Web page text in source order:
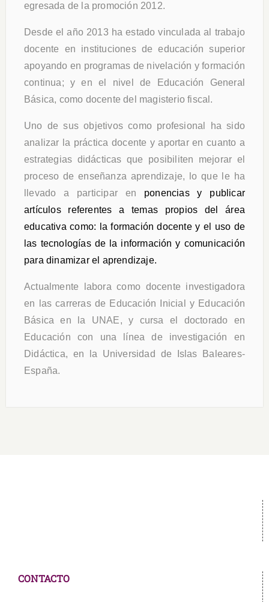
egresada de la promoción 2012.
Desde el año 2013 ha estado vinculada al trabajo
docente en instituciones de educación superior
apoyando en programas de nivelación y formación
continua; y en el nivel de Educación General
Básica, como docente del magisterio fiscal.
Uno de sus objetivos como profesional ha sido
analizar la práctica docente y aportar en cuanto a
estrategias didácticas que posibiliten mejorar el
proceso de enseñanza aprendizaje, lo que le ha
llevado a participar en ponencias y publicar
artículos referentes a temas propios del área
educativa como: la formación docente y el uso de
las tecnologías de la información y comunicación
para dinamizar el aprendizaje.
Actualmente labora como docente investigadora
en las carreras de Educación Inicial y Educación
Básica en la UNAE, y cursa el doctorado en
Educación con una línea de investigación en
Didáctica, en la Universidad de Islas Baleares-
España.
CONTACTO